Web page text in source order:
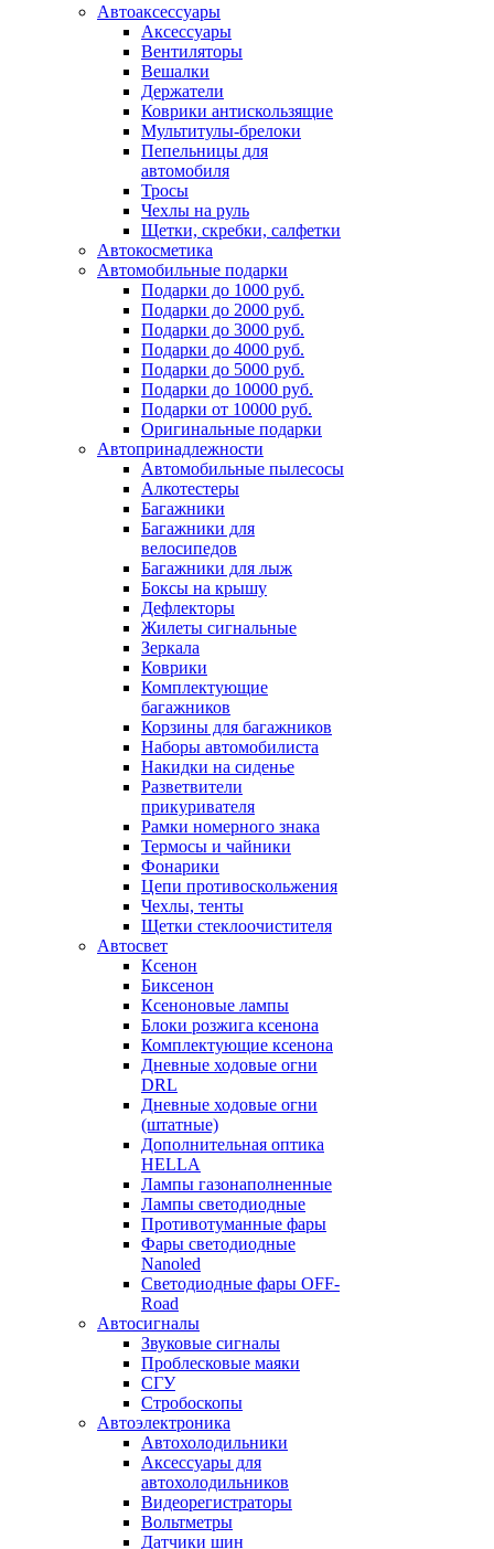
Автоаксессуары
Аксессуары
Вентиляторы
Вешалки
Держатели
Коврики антискользящие
Мультитулы-брелоки
Пепельницы для
автомобиля
Тросы
Чехлы на руль
Щетки, скребки, салфетки
Автокосметика
Автомобильные подарки
Подарки до 1000 руб.
Подарки до 2000 руб.
Подарки до 3000 руб.
Подарки до 4000 руб.
Подарки до 5000 руб.
Подарки до 10000 руб.
Подарки от 10000 руб.
Оригинальные подарки
Автопринадлежности
Автомобильные пылесосы
Алкотестеры
Багажники
Багажники для
велосипедов
Багажники для лыж
Боксы на крышу
Дефлекторы
Жилеты сигнальные
Зеркала
Коврики
Комплектующие
багажников
Корзины для багажников
Наборы автомобилиста
Накидки на сиденье
Разветвители
прикуривателя
Рамки номерного знака
Термосы и чайники
Фонарики
Цепи противоскольжения
Чехлы, тенты
Щетки стеклоочистителя
Автосвет
Ксенон
Биксенон
Ксеноновые лампы
Блоки розжига ксенона
Комплектующие ксенона
Дневные ходовые огни
DRL
Дневные ходовые огни
(штатные)
Дополнительная оптика
HELLA
Лампы газонаполненные
Лампы светодиодные
Противотуманные фары
Фары светодиодные
Nanoled
Светодиодные фары OFF-
Road
Автосигналы
Звуковые сигналы
Проблесковые маяки
СГУ
Стробоскопы
Автоэлектроника
Автохолодильники
Аксессуары для
автохолодильников
Видеорегистраторы
Вольтметры
Датчики шин